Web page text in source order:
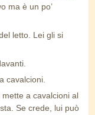
ma è un po’
letto. Lei gli si
cavalcioni.
a cavalcioni al
Se crede, lui può